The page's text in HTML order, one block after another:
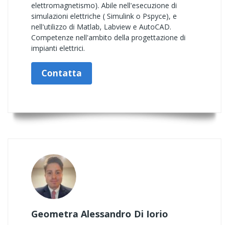
elettromagnetismo). Abile nell'esecuzione di
simulazioni elettriche ( Simulink o Pspyce), e
nell'utilizzo di Matlab, Labview e AutoCAD.
Competenze nell'ambito della progettazione di
impianti elettrici.
Contatta
Geometra Alessandro Di Iorio